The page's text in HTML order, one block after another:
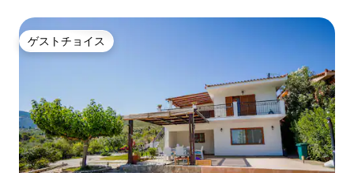
ゲストチョイス
ゲストチョイス